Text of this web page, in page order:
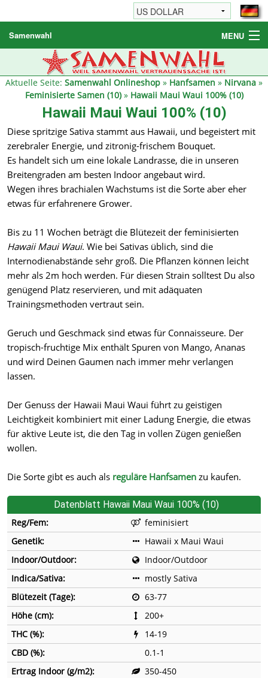
Samenwahl MENU
Hanfsamen
Weitere Produkte
Reseller
Aktuelle Seite: Samenwahl Onlineshop » Hanfsamen » Nirvana »
Feminisierte Samen (10)» Hawaii Maui Waui 100% (10)
Hawaii Maui Waui 100% (10)
Diese spritzige Sativa stammt aus Hawaii, und begeistert mit
zerebraler Energie, und zitronig-frischem Bouquet.
Es handelt sich um eine lokale Landrasse, die in unseren
Breitengraden am besten Indoor angebaut wird.
Wegen ihres brachialen Wachstums ist die Sorte aber eher
etwas für erfahrenere Grower.
Bis zu 11 Wochen beträgt die Blütezeit der feminisierten
Hawaii Maui Waui. Wie bei Sativas üblich, sind die
Internodienabstände sehr groß. Die Pflanzen können leicht
mehr als 2m hoch werden. Für diesen Strain solltest Du also
genügend Platz reservieren, und mit adäquaten
Trainingsmethoden vertraut sein.
Geruch und Geschmack sind etwas für Connaisseure. Der
tropisch-fruchtige Mix enthält Spuren von Mango, Ananas
und wird Deinen Gaumen nach immer mehr verlangen
lassen.
Der Genuss der Hawaii Maui Waui führt zu geistigen
Leichtigkeit kombiniert mit einer Ladung Energie, die etwas
für aktive Leute ist, die den Tag in vollen Zügen genießen
wollen.
Die Sorte gibt es auch als reguläre Hanfsamen zu kaufen.
Datenblatt Hawaii Maui Waui 100% (10)
Reg/Fem:
feminisiert
Genetik:
Hawaii x Maui Waui
Indoor/Outdoor:
Indoor/Outdoor
Indica/Sativa:
mostly Sativa
Blütezeit (Tage):
63-77
Höhe (cm):
200+
THC (%):
14-19
CBD (%):
0.1-1
Ertrag Indoor (g/m2):
350-450